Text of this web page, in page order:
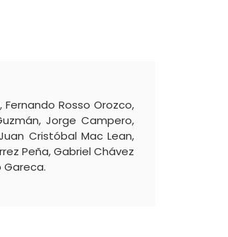
Rosso Orozco,
Jorge Campero,
Cristóbal Mac Lean,
Peña, Gabriel Chávez
Gareca.